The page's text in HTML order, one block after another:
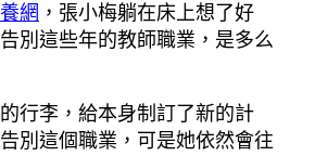
網 ，張小梅躺在床上想了好
別這些年的教師職業，是多么
行李，給本身制訂了新的計
別這個職業，可是她依然會往